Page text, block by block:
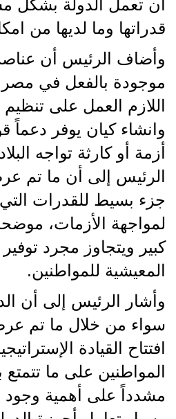
أن تعمل الدولة بشكل
قدراتها وما لديها من
وأضاف الرئيس أن عناصر
موجودة بالفعل في
اللازم العمل على
وانشاء كيان يوفر دعماً
أزمة أو كارثة تواجه
الرئيس إلى أن ما تم
جزء بسيط للقدرات التي
لمواجهة الأزمات،
كبير ويتجاوز مجرد
المعيشية للمواطنين.
وأشار الرئيس إلى أن
سواء من خلال ما تم
افتتاح القيادة
المواطنين على ما
مشدداً على أهمية وجود